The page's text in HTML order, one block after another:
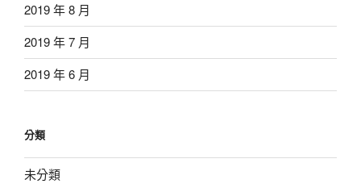
2019 年 8 月
2019 年 7 月
2019 年 6 月
分類
未分類